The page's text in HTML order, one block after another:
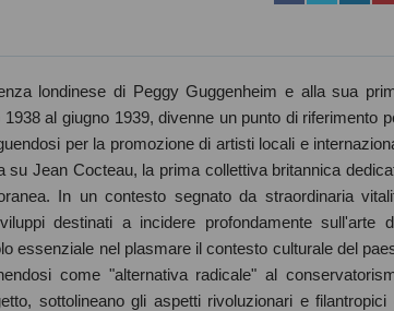
londinese di Peggy Guggenheim e alla sua
al giugno 1939, divenne un punto di riferimento
per la promozione di artisti locali e
Jean Cocteau, la prima collettiva britannica
In un contesto segnato da straordinaria
destinati a incidere profondamente sull'arte
essenziale nel plasmare il contesto culturale del
come "alternativa radicale" al
sottolineano gli aspetti rivoluzionari e filantropici